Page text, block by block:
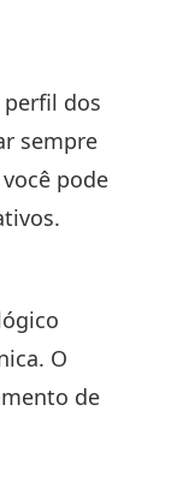
perfil dos
sempre
pode
O
de